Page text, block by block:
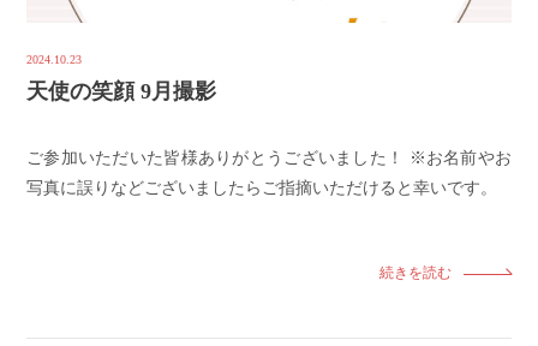
2024.10.23
天使の笑顔 9月撮影
ご参加いただいた皆様ありがとうございました！ ※お名前やお
写真に誤りなどございましたらご指摘いただけると幸いです。
続きを読む